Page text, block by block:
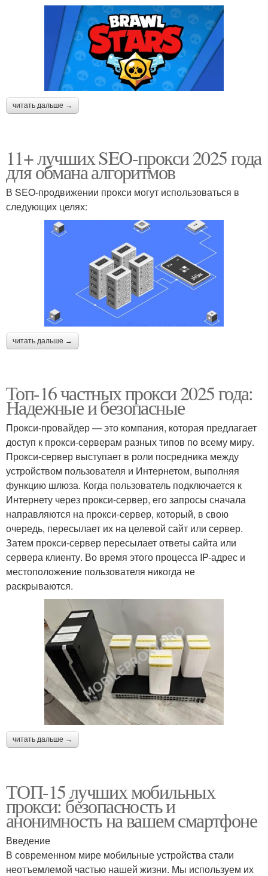
читать дальше →
11+ лучших SEO-прокси 2025 года
для обмана алгоритмов
В SEO-продвижении прокси могут использоваться в
следующих целях:
читать дальше →
Топ-16 частных прокси 2025 года:
Надежные и безопасные
Прокси-провайдер — это компания, которая предлагает
доступ к прокси-серверам разных типов по всему миру.
Прокси-сервер выступает в роли посредника между
устройством пользователя и Интернетом, выполняя
функцию шлюза. Когда пользователь подключается к
Интернету через прокси-сервер, его запросы сначала
направляются на прокси-сервер, который, в свою
очередь, пересылает их на целевой сайт или сервер.
Затем прокси-сервер пересылает ответы сайта или
сервера клиенту. Во время этого процесса IP-адрес и
местоположение пользователя никогда не
раскрываются.
читать дальше →
ТОП-15 лучших мобильных
прокси: безопасность и
анонимность на вашем смартфоне
Введение
В современном мире мобильные устройства стали
неотъемлемой частью нашей жизни. Мы используем их